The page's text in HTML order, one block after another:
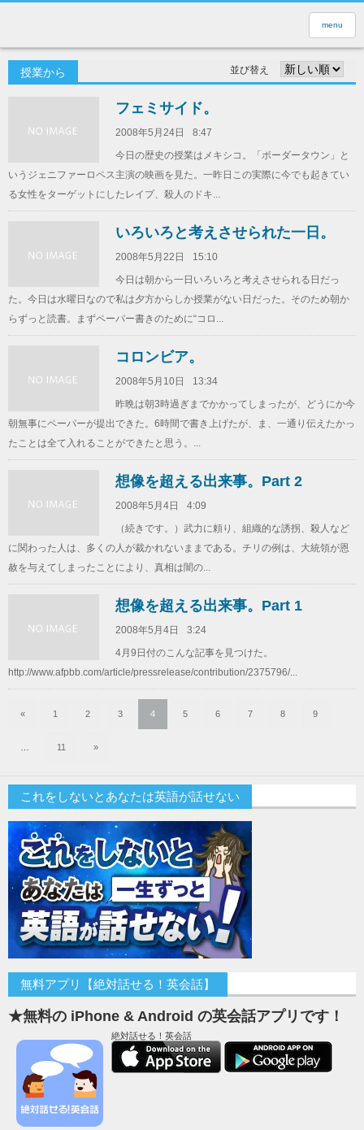
menu
授業から 並び替え
フェミサイド。
2008年5月24日
8:47
今日の歴史の授業はメキシコ。「ボーダータウン」と
いうジェニファーロペス主演の映画を見た。一昨日この実際に今でも起きてい
る女性をターゲットにしたレイプ、殺人のドキ...
いろいろと考えさせられた一日。
2008年5月22日
15:10
今日は朝から一日いろいろと考えさせられる日だっ
た。今日は水曜日なので私は夕方からしか授業がない日だった。そのため朝か
らずっと読書。まずペーパー書きのために“コロ...
コロンビア。
2008年5月10日
13:34
昨晩は朝3時過ぎまでかかってしまったが、どうにか今
朝無事にペーパーが提出できた。6時間で書き上げたが、ま、一通り伝えたかっ
たことは全て入れることができたと思う。...
想像を超える出来事。Part 2
2008年5月4日
4:09
（続きです。）武力に頼り、組織的な誘拐、殺人など
に関わった人は、多くの人が裁かれないままである。チリの例は、大統領が恩
赦を与えてしまったことにより、真相は闇の...
想像を超える出来事。Part 1
2008年5月4日
3:24
4月9日付のこんな記事を見つけた。
http://www.afpbb.com/article/pressrelease/contribution/2375796/...
« 1 2 3 4 5 6 7 8 9
11 »
これをしないとあなたは英語が話せない
無料アプリ【絶対話せる！英会話】
★無料の iPhone & Android の英会話アプリです！
絶対話せる！英会話